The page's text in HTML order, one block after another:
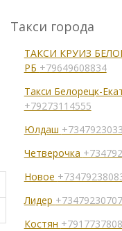
Такси города
ТАКСИ КРУИЗ
РБ +79649608834
Такси Белорецк-
+79273114555
Юлдаш
Четверочка
Новое
Лидер +73479230707
Костян